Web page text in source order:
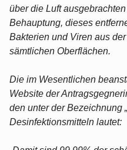
über die Luft
Behauptung, dieses
Bakterien und Viren aus
sämtlichen Oberflächen.
Die im Wesentlichen
Website der
den unter der Bezeichnung
Desinfektionsmitteln lautet: